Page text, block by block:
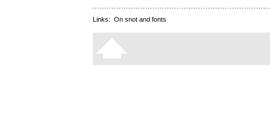
Links: On snot and fonts